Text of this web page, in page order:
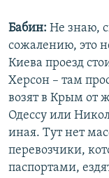
Бабин: Не знаю,
сожалению, это
Киева проезд
Херсон – там
возят в Крым от
Одессу или
иная. Тут нет
перевозчики,
паспортами,